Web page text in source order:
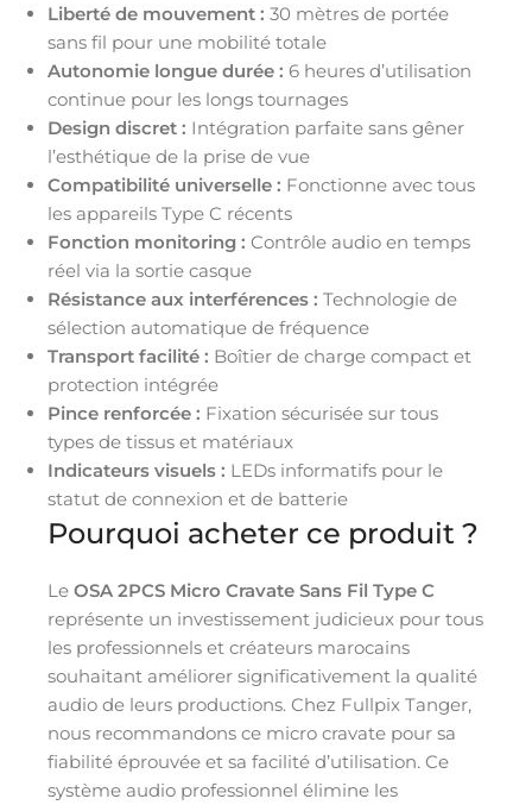
Liberté de mouvement : 30 mètres de portée
sans fil pour une mobilité totale
Autonomie longue durée : 6 heures d’utilisation
continue pour les longs tournages
Design discret : Intégration parfaite sans gêner
l’esthétique de la prise de vue
Compatibilité universelle : Fonctionne avec tous
les appareils Type C récents
Fonction monitoring : Contrôle audio en temps
réel via la sortie casque
Résistance aux interférences : Technologie de
sélection automatique de fréquence
Transport facilité : Boîtier de charge compact et
protection intégrée
Pince renforcée : Fixation sécurisée sur tous
types de tissus et matériaux
Indicateurs visuels : LEDs informatifs pour le
statut de connexion et de batterie
Pourquoi acheter ce produit ?
Le OSA 2PCS Micro Cravate Sans Fil Type C
représente un investissement judicieux pour tous
les professionnels et créateurs marocains
souhaitant améliorer significativement la qualité
audio de leurs productions. Chez Fullpix Tanger,
nous recommandons ce micro cravate pour sa
fiabilité éprouvée et sa facilité d’utilisation. Ce
système audio professionnel élimine les